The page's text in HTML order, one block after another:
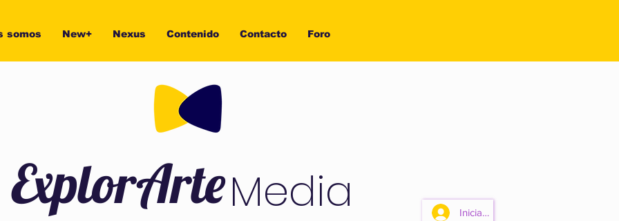
somos New+ Nexus Contenido Contacto Foro
ExplorArteMedia Iniciar sesión